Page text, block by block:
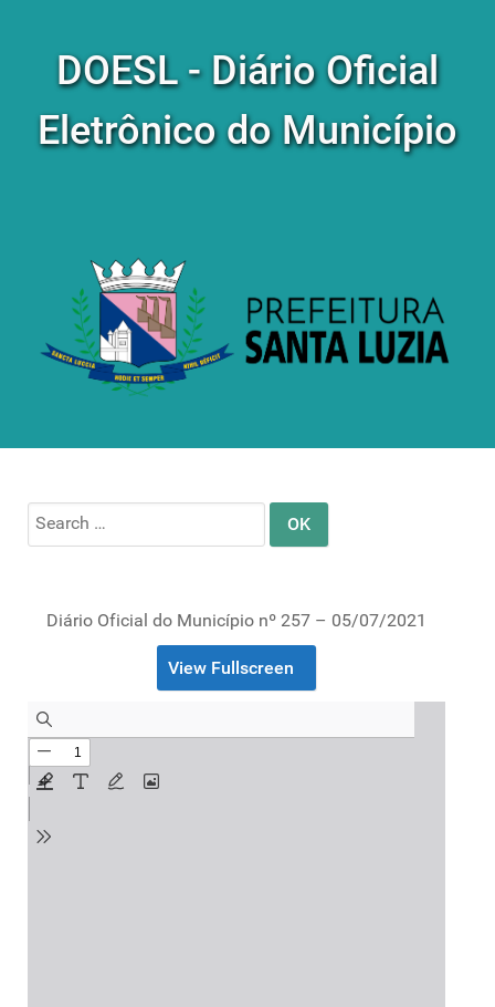
DOESL - Diário Oficial
Eletrônico do Município
Search
for:
Diário Oficial do Município nº 257 – 05/07/2021
View Fullscreen